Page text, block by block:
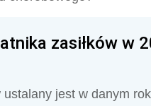
zasiłków w
ustalany jest w danym